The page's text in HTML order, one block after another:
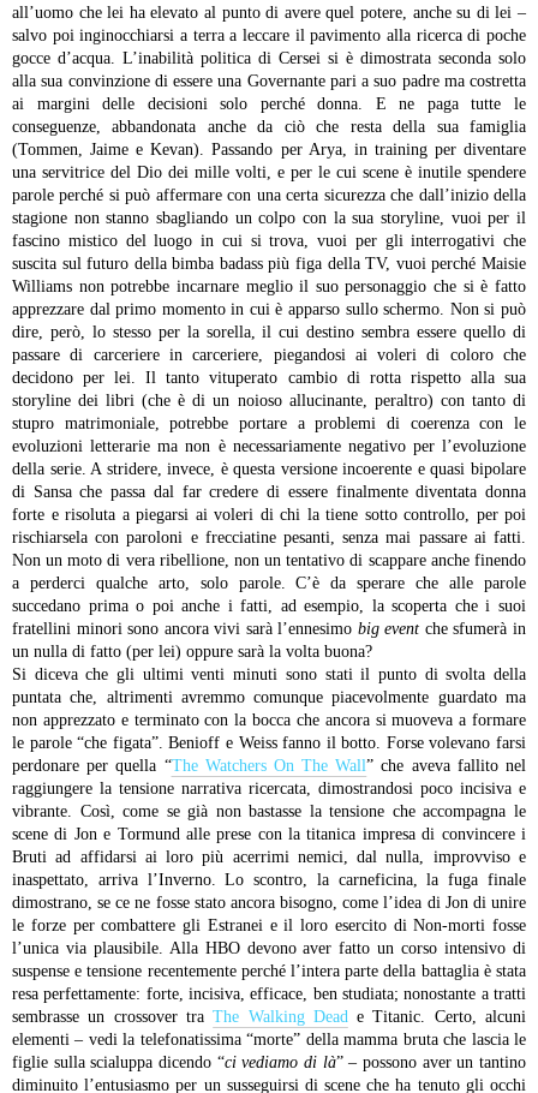
all’uomo che lei ha elevato al punto di avere quel potere, anche su di lei –
salvo poi inginocchiarsi a terra a leccare il pavimento alla ricerca di poche
gocce d’acqua. L’inabilità politica di Cersei si è dimostrata seconda solo
alla sua convinzione di essere una Governante pari a suo padre ma costretta
ai margini delle decisioni solo perché donna. E ne paga tutte le
conseguenze, abbandonata anche da ciò che resta della sua famiglia
(Tommen, Jaime e Kevan).
Passando per Arya, in training per diventare
una servitrice del Dio dei mille volti, e per le cui scene è inutile spendere
parole perché si può affermare con una certa sicurezza che dall’inizio della
stagione non stanno sbagliando un colpo con la sua storyline, vuoi per il
fascino mistico del luogo in cui si trova, vuoi per gli interrogativi che
suscita sul futuro della bimba badass più figa della TV, vuoi perché Maisie
Williams non potrebbe incarnare meglio il suo personaggio che si è fatto
apprezzare dal primo momento in cui è apparso sullo schermo. Non si può
dire, però, lo stesso per la sorella, il cui destino sembra essere quello di
passare di carceriere in carceriere, piegandosi ai voleri di coloro che
decidono per lei. Il tanto vituperato cambio di rotta rispetto alla sua
storyline dei libri (che è di un noioso allucinante, peraltro) con tanto di
stupro matrimoniale, potrebbe portare a problemi di coerenza con le
evoluzioni letterarie ma non è necessariamente negativo per l’evoluzione
della serie. A stridere, invece, è questa versione incoerente e quasi bipolare
di Sansa che passa dal far credere di essere finalmente diventata donna
forte e risoluta a piegarsi ai voleri di chi la tiene sotto controllo, per poi
rischiarsela con paroloni e frecciatine pesanti, senza mai passare ai fatti.
Non un moto di vera ribellione, non un tentativo di scappare anche finendo
a perderci qualche arto, solo parole. C’è da sperare che alle parole
succedano prima o poi anche i fatti, ad esempio, la scoperta che i suoi
fratellini minori sono ancora vivi sarà l’ennesimo big event che sfumerà in
un nulla di fatto (per lei) oppure sarà la volta buona?
Si diceva che gli ultimi venti minuti sono stati il punto di svolta della
puntata che, altrimenti avremmo comunque piacevolmente guardato ma
non apprezzato e terminato con la bocca che ancora si muoveva a formare
le parole “che figata”. Benioff e Weiss fanno il botto. Forse volevano farsi
perdonare per quella “The Watchers On The Wall” che aveva fallito nel
raggiungere la tensione narrativa ricercata, dimostrandosi poco incisiva e
vibrante. Così, come se già non bastasse la tensione che accompagna le
scene di Jon e Tormund alle prese con la titanica impresa di convincere i
Bruti ad affidarsi ai loro più acerrimi nemici, dal nulla, improvviso e
inaspettato, arriva l’Inverno. Lo scontro, la carneficina, la fuga finale
dimostrano, se ce ne fosse stato ancora bisogno, come l’idea di Jon di unire
le forze per combattere gli Estranei e il loro esercito di Non-morti fosse
l’unica via plausibile. Alla HBO devono aver fatto un corso intensivo di
suspense e tensione recentemente perché l’intera parte della battaglia è stata
resa perfettamente: forte, incisiva, efficace, ben studiata; nonostante a tratti
sembrasse un crossover traThe Walking Dead e Titanic. Certo, alcuni
elementi – vedi la telefonatissima “morte” della mamma bruta che lascia le
figlie sulla scialuppa dicendo “ci vediamo di là” – possono aver un tantino
diminuito l’entusiasmo per un susseguirsi di scene che ha tenuto gli occhi